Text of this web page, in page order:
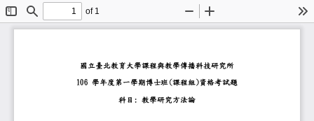
Toggle
Sidebar
Find
of 1
Zoom
Out
In
國立臺北教育大學課程與教學傳播科技研究
10
6 學年度第
一學期博士班
(課程組
)資格考試題
科目
: 教學研究方法論